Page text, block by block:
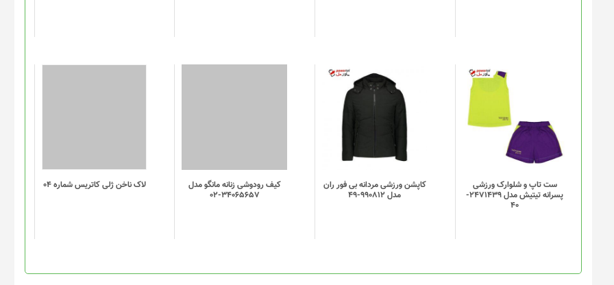
ست تاپ و شلوارک ورزشی
پسرانه تیتیش مدل 2471439-
40
کاپشن ورزشی مردانه بی فور ران
مدل 990812-49
کیف رودوشی زنانه مانگو مدل
34065657-02
لاک ناخن ژلی کاتریس شماره 04